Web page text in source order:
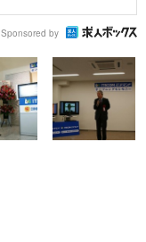
Sponsored by